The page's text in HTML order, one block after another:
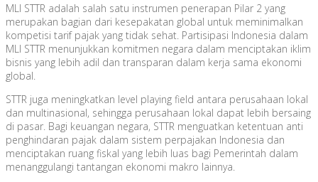
MLI STTR adalah salah satu instrumen penerapan Pilar 2 yang
merupakan bagian dari kesepakatan global untuk meminimalkan
kompetisi tarif pajak yang tidak sehat. Partisipasi Indonesia dalam
MLI STTR menunjukkan komitmen negara dalam menciptakan iklim
bisnis yang lebih adil dan transparan dalam kerja sama ekonomi
global.
STTR juga meningkatkan level playing field antara perusahaan lokal
dan multinasional, sehingga perusahaan lokal dapat lebih bersaing
di pasar. Bagi keuangan negara, STTR menguatkan ketentuan anti
penghindaran pajak dalam sistem perpajakan Indonesia dan
menciptakan ruang fiskal yang lebih luas bagi Pemerintah dalam
menanggulangi tantangan ekonomi makro lainnya.